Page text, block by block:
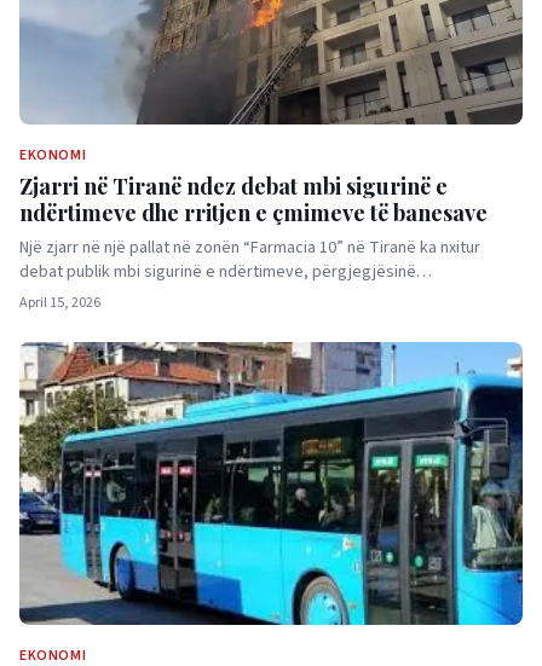
EKONOMI
Zjarri në Tiranë ndez debat mbi sigurinë e
ndërtimeve dhe rritjen e çmimeve të banesave
Një zjarr në një pallat në zonën “Farmacia 10” në Tiranë ka nxitur
debat publik mbi sigurinë e ndërtimeve, përgjegjësinë…
April 15, 2026
EKONOMI